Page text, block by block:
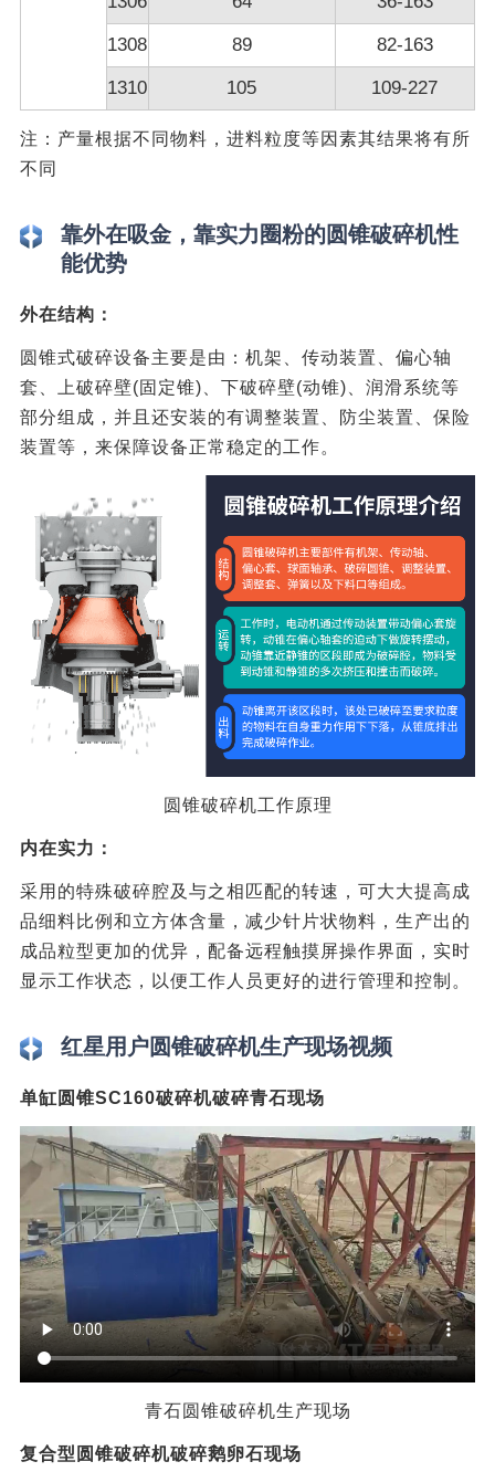
1308 89 82-163
1310 105 109-227
注：产量根据不同物料，进料粒度等因素其结果将有所
不同
靠外在吸金，靠实力圈粉的圆锥破碎机性
能优势
外在结构：
圆锥式破碎设备主要是由：机架、传动装置、偏心轴
套、上破碎壁(固定锥)、下破碎壁(动锥)、润滑系统等
部分组成，并且还安装的有调整装置、防尘装置、保险
装置等，来保障设备正常稳定的工作。
圆锥破碎机工作原理
内在实力：
采用的特殊破碎腔及与之相匹配的转速，可大大提高成
品细料比例和立方体含量，减少针片状物料，生产出的
成品粒型更加的优异，配备远程触摸屏操作界面，实时
显示工作状态，以便工作人员更好的进行管理和控制。
红星用户圆锥破碎机生产现场视频
单缸圆锥SC160破碎机破碎青石现场
青石圆锥破碎机生产现场
复合型圆锥破碎机破碎鹅卵石现场